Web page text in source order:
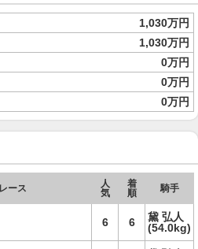
1,030万円
1,030万円
0万円
0万円
0万円
レース
人
気
着
順
騎手
6 6
黛 弘人
(54.0kg)